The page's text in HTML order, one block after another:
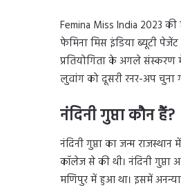
Femina Miss India 2023
फेमिना मिस इंडिया ब्यूटी पेजेंट
प्रतियोगिता के अगले संस्करण
लुवांग को दूसरी रनर-अप चुना
नंदिनी गुप्ता कौन हैं?
नंदिनी गुप्ता का जन्म
कॉलेज से की थी। नंदिनी
मणिपुर में हुआ था। इसमें